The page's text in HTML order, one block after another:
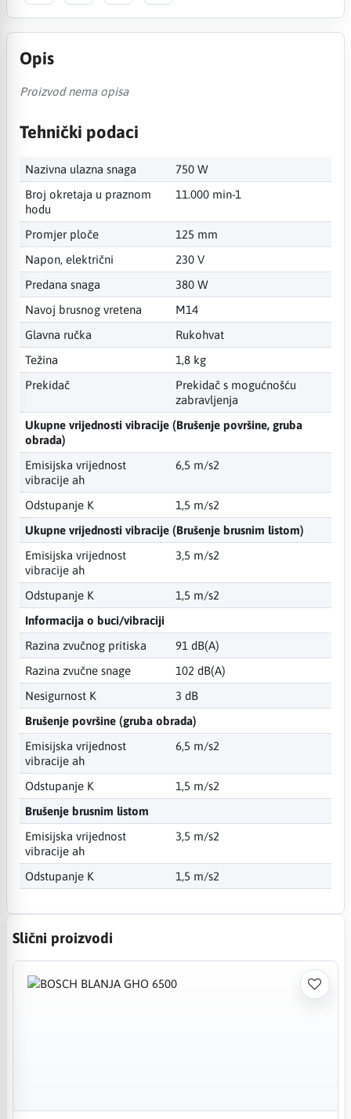
Opis
Proizvod nema opisa
Tehnički podaci
Nazivna ulazna snaga
750 W
Broj okretaja u praznom
hodu
11.000 min-1
Promjer ploče
125 mm
Napon, električni
230 V
Predana snaga
380 W
Navoj brusnog vretena
M14
Glavna ručka
Rukohvat
Težina
1,8 kg
Prekidač
Prekidač s mogućnošću
zabravljenja
Ukupne vrijednosti vibracije (Brušenje površine, gruba
obrada)
Emisijska vrijednost
vibracije ah
6,5 m/s2
Odstupanje K
1,5 m/s2
Ukupne vrijednosti vibracije (Brušenje brusnim listom)
Emisijska vrijednost
vibracije ah
3,5 m/s2
Odstupanje K
1,5 m/s2
Informacija o buci/vibraciji
Razina zvučnog pritiska
91 dB(A)
Razina zvučne snage
102 dB(A)
Nesigurnost K
3 dB
Brušenje površine (gruba obrada)
Emisijska vrijednost
vibracije ah
6,5 m/s2
Odstupanje K
1,5 m/s2
Brušenje brusnim listom
Emisijska vrijednost
vibracije ah
3,5 m/s2
Odstupanje K 1,5 m/s2
Slični proizvodi